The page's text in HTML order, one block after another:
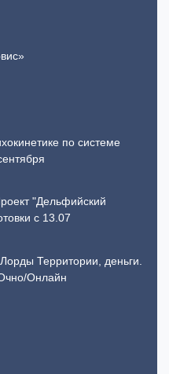
по системе
"Дельфийский
с 13.07
Территории, деньги.
Онлайн